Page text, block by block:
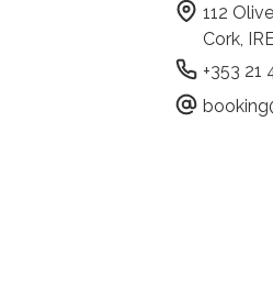
112
Cork,
+353 21